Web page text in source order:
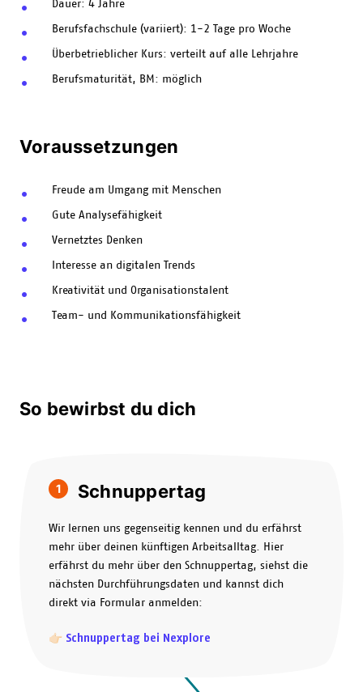
Dauer: 4 Jahre
Berufsfachschule (variiert): 1-2 Tage pro Woche
Überbetrieblicher Kurs: verteilt auf alle Lehrjahre
Berufsmaturität, BM: möglich
Voraussetzungen
Freude am Umgang mit Menschen
Gute Analysefähigkeit
Vernetztes Denken
Interesse an digitalen Trends
Kreativität und Organisationstalent
Team- und Kommunikationsfähigkeit
So bewirbst du dich
1 Schnuppertag
Wir lernen uns gegenseitig kennen und du erfährst
mehr über deinen künftigen Arbeitsalltag. Hier
erfährst du mehr über den Schnuppertag, siehst die
nächsten Durchführungsdaten und kannst dich
direkt via Formular anmelden:
👉🏻 Schnuppertag bei Nexplore